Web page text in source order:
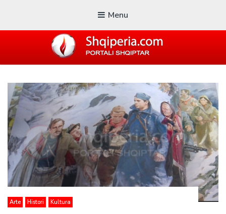
Menu
Blogu i ShqiperiaCom
Arte Histori Kultura